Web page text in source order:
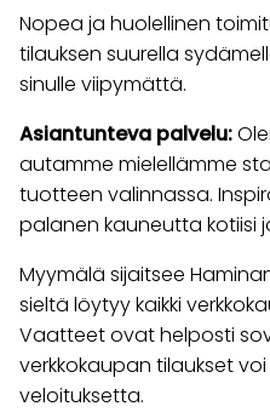
Nopea ja huolellinen
tilauksen suurella
sinulle viipymättä.
Asiantunteva palvelu:
autamme mielellämme
tuotteen valinnassa.
palanen kauneutta kotiisi
Myymälä sijaitsee
sieltä löytyy kaikki
Vaatteet ovat helposti
verkkokaupan tilaukset
veloituksetta.